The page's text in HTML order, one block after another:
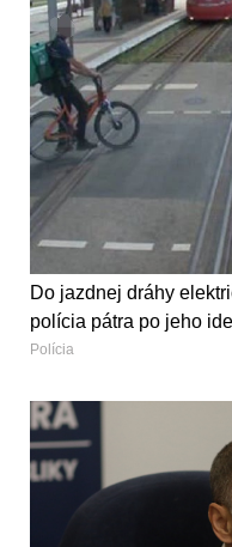
Do jazdnej dráhy
polícia pátra po jeho
Polícia